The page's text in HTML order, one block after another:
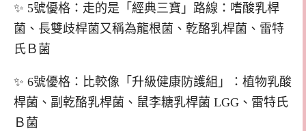
✨ 5號優格：走的是「經典三寶」路線：嗜酸乳桿
菌、長雙歧桿菌又稱為龍根菌、乾酪乳桿菌、雷特
氏Ｂ菌
✨ 6號優格：比較像「升級健康防護組」：植物乳酸
桿菌、副乾酪乳桿菌、鼠李糖乳桿菌 LGG、雷特氏
Ｂ菌